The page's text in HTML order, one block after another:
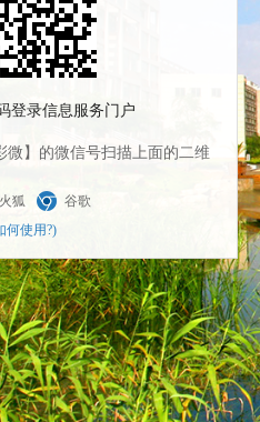
登录信息服务门户
微】的微信号扫描上面的二维
火狐 谷歌
何使用?)